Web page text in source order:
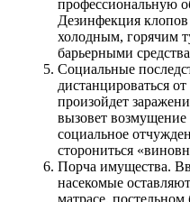
профессиональную
Дезинфекция клопов
холодным, горячим
барьерными
Социальные
дистанцироваться
произойдет
вызовет
социальное
сторониться
Порча имущества.
насекомые
матрасе, постельном